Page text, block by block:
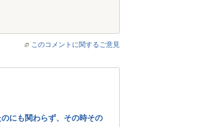
このコメントに関するご意見
にも関わらず、その時その